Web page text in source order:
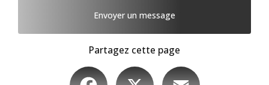
Envoyer un message
Partagez cette page
Facebook